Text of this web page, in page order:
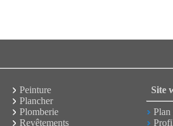
Peinture
Plancher
Plomberie
Revêtements
Site
Plan